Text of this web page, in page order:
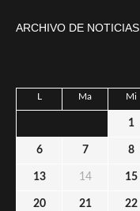
ARCHIVO DE NOTICIAS
L Ma Mi
1
6 7 8
13 14 15
20 21 22